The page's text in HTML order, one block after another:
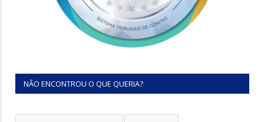
NÃO ENCONTROU O QUE QUERIA?